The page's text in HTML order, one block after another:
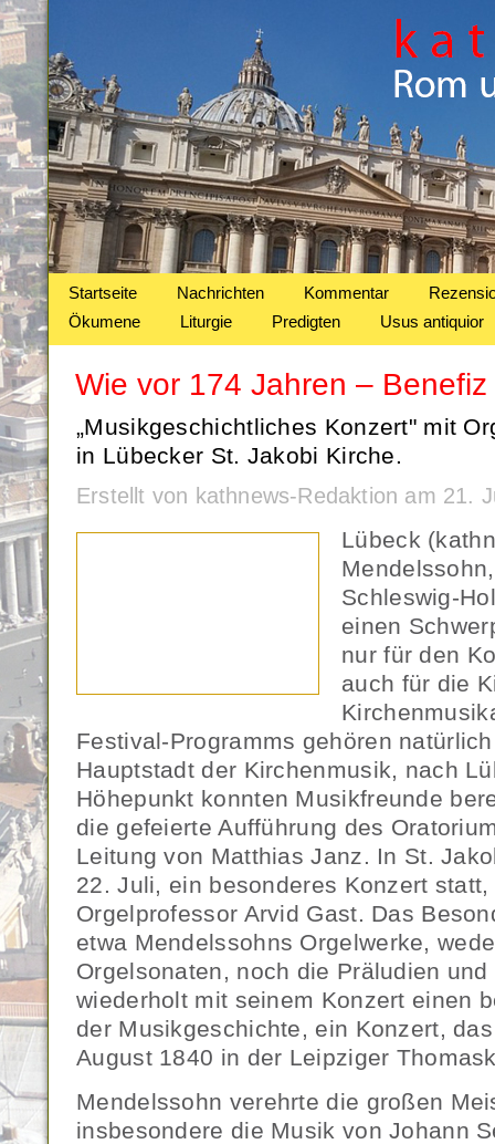
Startseite Nachrichten Kommentar
Ökumene
Liturgie Predigten Usus antiquior
Wie vor 174 Jahren –
„Musikgeschichtliches Konzert" mit
in Lübecker St. Jakobi Kirche.
Erstellt von kathnews-Redaktion am 21.
Lübeck
Schleswig-
einen
nur für den
auch für die
Festival-Programms gehören
Hauptstadt der Kirchenmusik, nach
Höhepunkt konnten Musikfreunde
die gefeierte Aufführung des
Leitung von Matthias Janz. In St.
22. Juli, ein besonderes Konzert
Orgelprofessor Arvid Gast. Das
etwa Mendelssohns Orgelwerke,
Orgelsonaten, noch die Präludien
wiederholt mit seinem Konzert einen
der Musikgeschichte, ein Konzert, das
August 1840 in der Leipziger
Mendelssohn verehrte die großen
insbesondere die Musik von Johann